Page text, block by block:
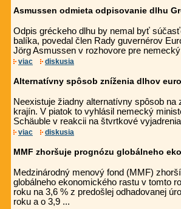
Asmussen odmieta odpisovanie dlhu
Odpis gréckeho dlhu by nemal byť
balíka, povedal člen Rady guvernérov
Jörg Asmussen v rozhovore pre
viac diskusia
Alternatívny spôsob zníženia dlhov
Neexistuje žiadny alternatívny spôsob na
krajín. V piatok to vyhlásil nemecký
Schäuble v reakcii na štvrtkové
viac diskusia
MMF zhoršuje prognózu globálneho
Medzinárodný menový fond (MMF)
globálneho ekonomického rastu v tomto
roku na 3,6 % z predošlej odhadovanej
roku a o 3,9 ...